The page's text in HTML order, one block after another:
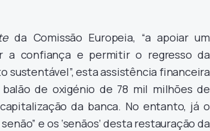
da Comissão Europeia, “a apoiar um
a confiança e permitir o regresso da
sustentável”, esta assistência financeira
de oxigénio de 78 mil milhões de
da banca. No entanto, já o
e os ‘senãos’ desta restauração da